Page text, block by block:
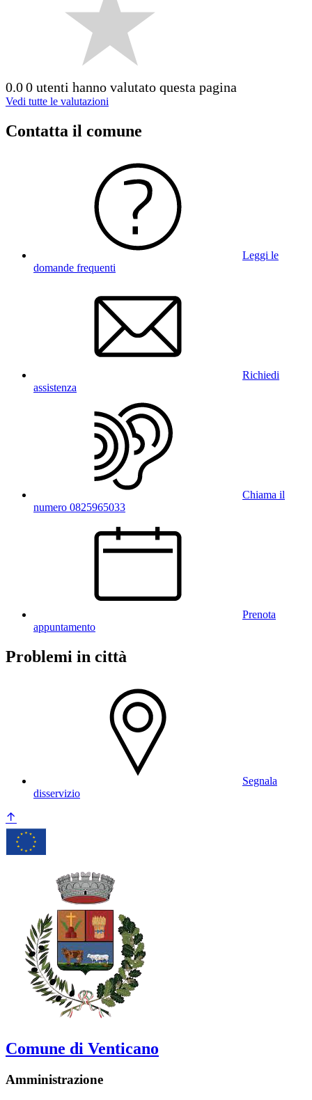
0.00 utenti hanno valutato questa pagina
Vedi tutte le valutazioni
Contatta il comune
Leggi le
domande frequenti
Richiedi
assistenza
Chiama il
numero 0825965033
Prenota
appuntamento
Problemi in città
Segnala
disservizio
Comune di Venticano
Amministrazione